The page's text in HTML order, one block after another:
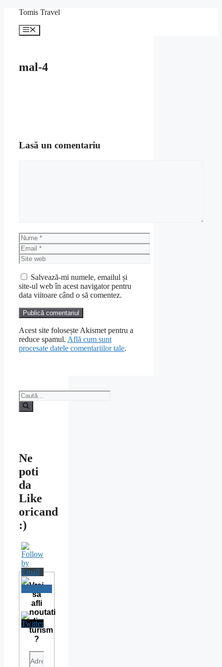
conținut
Tomis Travel
Meniu
mal-4
Lasă un comentariu
Nume
Email
Site
web
Salvează-mi numele, emailul și
site-ul web în acest navigator pentru
data viitoare când o să comentez.
Acest site folosește Akismet pentru a
reduce spamul. Află cum sunt
procesate datele comentariilor tale.
Caută
după:
Ne
poti
da
Like
oricand
:)
Vrei
sa
afli
noutati
din
turism
?